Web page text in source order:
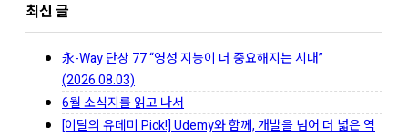
최신 글
永-Way 단상 77 “영성 지능이 더 중요해지는 시대”
(2026.08.03)
6월 소식지를 읽고 나서
[이달의 유데미 Pick!] Udemy와 함께, 개발을 넘어 더 넓은 역